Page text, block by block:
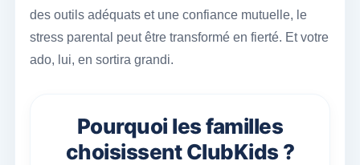
des outils adéquats et une confiance mutuelle, le
stress parental peut être transformé en fierté. Et votre
ado, lui, en sortira grandi.
Pourquoi les familles
choisissent ClubKids ?